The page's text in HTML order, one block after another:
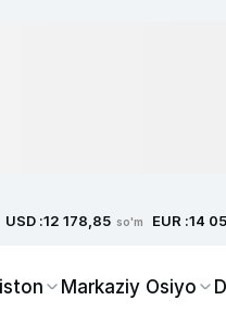
USD :12 178,85 so'm EUR :14
Markaziy Osiyo